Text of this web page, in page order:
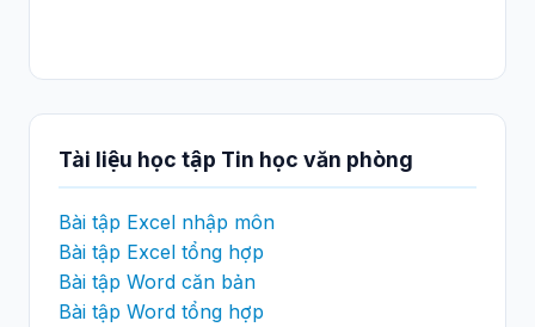
Tài liệu học tập Tin học văn phòng
Bài tập Excel nhập môn
Bài tập Excel tổng hợp
Bài tập Word căn bản
Bài tập Word tổng hợp